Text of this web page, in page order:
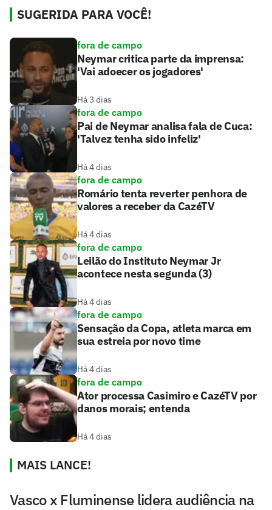
SUGERIDA PARA VOCÊ!
fora de campo
Neymar critica parte da imprensa:
'Vai adoecer os jogadores'
Há 3 dias
fora de campo
Pai de Neymar analisa fala de Cuca:
'Talvez tenha sido infeliz'
Há 4 dias
fora de campo
Romário tenta reverter penhora de
valores a receber da CazéTV
Há 4 dias
fora de campo
Leilão do Instituto Neymar Jr
acontece nesta segunda (3)
Há 4 dias
fora de campo
Sensação da Copa, atleta marca em
sua estreia por novo time
Há 4 dias
fora de campo
Ator processa Casimiro e CazéTV por
danos morais; entenda
Há 4 dias
MAIS LANCE!
Vasco x Fluminense lidera audiência na